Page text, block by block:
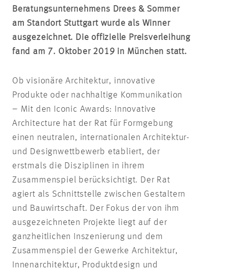
Beratungsunternehmens Drees & Sommer
am Standort Stuttgart wurde als Winner
ausgezeichnet. Die offizielle Preisverleihung
fand am 7. Oktober 2019 in München statt.
Ob visionäre Architektur, innovative
Produkte oder nachhaltige Kommunikation
– Mit den Iconic Awards: Innovative
Architecture hat der Rat für Formgebung
einen neutralen, internationalen Architektur-
und Designwettbewerb etabliert, der
erstmals die Disziplinen in ihrem
Zusammenspiel berücksichtigt. Der Rat
agiert als Schnittstelle zwischen Gestaltern
und Bauwirtschaft. Der Fokus der von ihm
ausgezeichneten Projekte liegt auf der
ganzheitlichen Inszenierung und dem
Zusammenspiel der Gewerke Architektur,
Innenarchitektur, Produktdesign und